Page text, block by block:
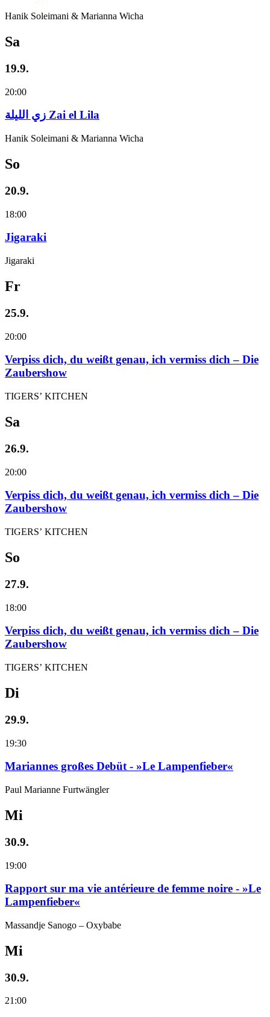
Hanik Soleimani & Marianna Wicha
Sa
19.9.
20:00
زي‌ اللیلة Zai el Lila
Hanik Soleimani & Marianna Wicha
So
20.9.
18:00
Jigaraki
Jigaraki
Fr
25.9.
20:00
Verpiss dich, du weißt genau, ich vermiss dich – Die
Zaubershow
TIGERS’ KITCHEN
Sa
26.9.
20:00
Verpiss dich, du weißt genau, ich vermiss dich – Die
Zaubershow
TIGERS’ KITCHEN
So
27.9.
18:00
Verpiss dich, du weißt genau, ich vermiss dich – Die
Zaubershow
TIGERS’ KITCHEN
Di
29.9.
19:30
Mariannes großes Debüt - »Le Lampenfieber«
Paul Marianne Furtwängler
Mi
30.9.
19:00
Rapport sur ma vie antérieure de femme noire - »Le
Lampenfieber«
Massandje Sanogo – Oxybabe
Mi
30.9.
21:00